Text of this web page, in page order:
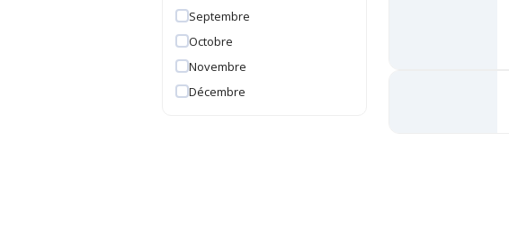
Septembre
Octobre
Novembre
Décembre